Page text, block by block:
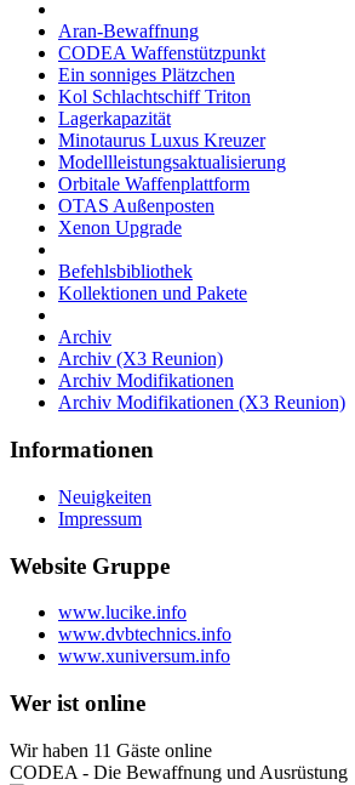
Aran-Bewaffnung
CODEA Waffenstützpunkt
Ein sonniges Plätzchen
Kol Schlachtschiff Triton
Lagerkapazität
Minotaurus Luxus Kreuzer
Modellleistungsaktualisierung
Orbitale Waffenplattform
OTAS Außenposten
Xenon Upgrade
Befehlsbibliothek
Kollektionen und Pakete
Archiv
Archiv (X3 Reunion)
Archiv Modifikationen
Archiv Modifikationen (X3 Reunion)
Informationen
Neuigkeiten
Impressum
Website Gruppe
www.lucike.info
www.dvbtechnics.info
www.xuniversum.info
Wer ist online
Wir haben 11 Gäste online
CODEA - Die Bewaffnung und Ausrüstung